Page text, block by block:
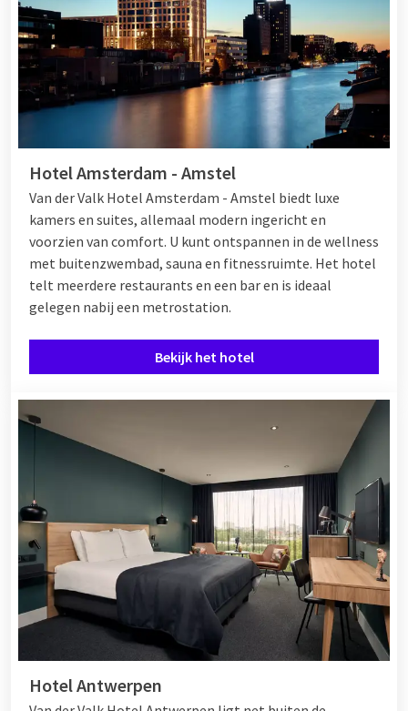
Hotel Amsterdam - Amstel
Van der Valk Hotel Amsterdam - Amstel biedt luxe
kamers en suites, allemaal modern ingericht en
voorzien van comfort. U kunt ontspannen in de wellness
met buitenzwembad, sauna en fitnessruimte. Het hotel
telt meerdere restaurants en een bar en is ideaal
gelegen nabij een metrostation.
Bekijk het hotel
Hotel Antwerpen